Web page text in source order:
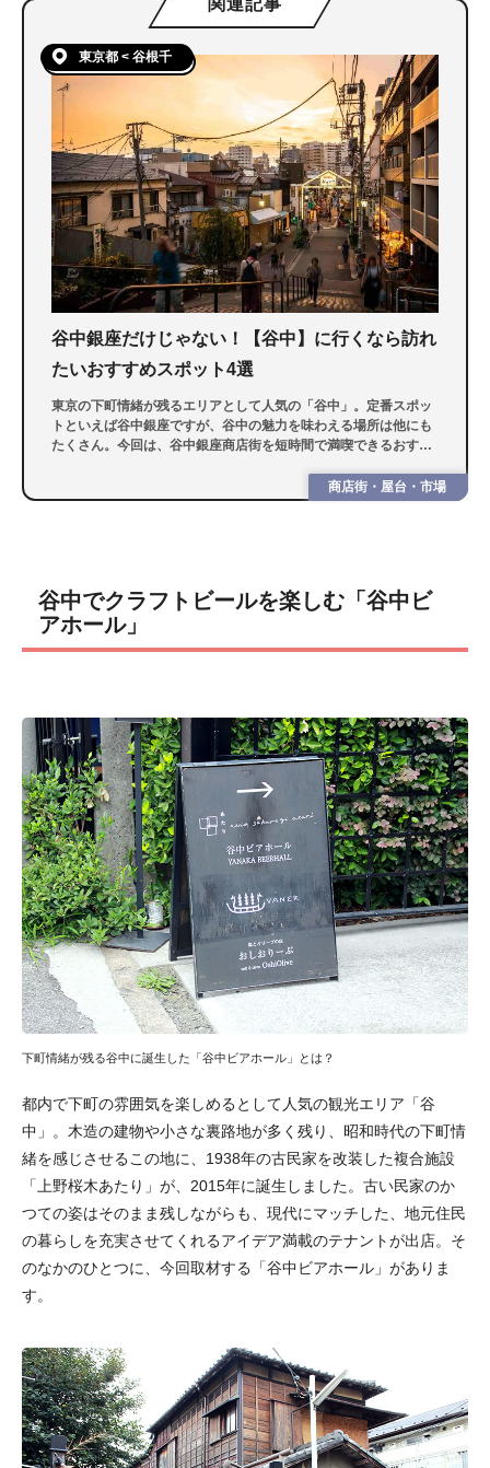
関連記事
東京都 < 谷根千
谷中銀座だけじゃない！【谷中】に行くなら訪れ
たいおすすめスポット4選
東京の下町情緒が残るエリアとして人気の「谷中」。定番スポッ
トといえば谷中銀座ですが、谷中の魅力を味わえる場所は他にも
たくさん。今回は、谷中銀座商店街を短時間で満喫できるおすす
商店街・屋台・市場
谷中でクラフトビールを楽しむ「谷中ビ
アホール」
下町情緒が残る谷中に誕生した「谷中ビアホール」とは？
都内で下町の雰囲気を楽しめるとして人気の観光エリア「谷
中」。木造の建物や小さな裏路地が多く残り、昭和時代の下町情
緒を感じさせるこの地に、1938年の古民家を改装した複合施設
「上野桜木あたり」が、2015年に誕生しました。古い民家のか
つての姿はそのまま残しながらも、現代にマッチした、地元住民
の暮らしを充実させてくれるアイデア満載のテナントが出店。そ
のなかのひとつに、今回取材する「谷中ビアホール」がありま
す。